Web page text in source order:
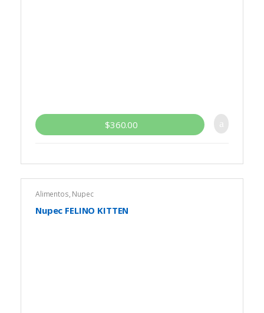
$360.00
Alimentos, Nupec
Nupec FELINO KITTEN